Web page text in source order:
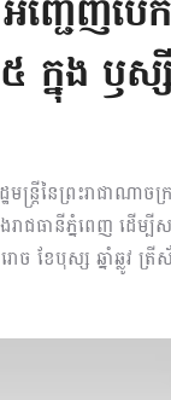
ជើញបើក
ក្នុង ឫស្
រីនៃព្រះរាជាណាច
រាជធានីភ្នំពេញ ដើ
ោច ខែបុស្ស ឆ្នាំឆ្លូវ